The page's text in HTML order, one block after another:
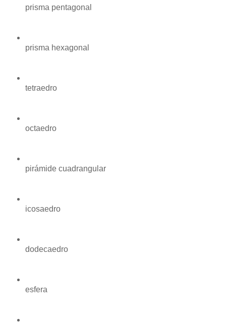
prisma pentagonal
prisma hexagonal
tetraedro
octaedro
pirámide cuadrangular
icosaedro
dodecaedro
esfera